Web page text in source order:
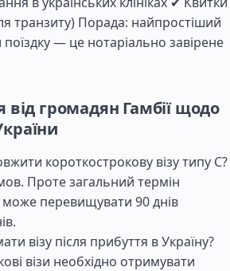
транзиту) Порада: найпростіший
поїздку — це нотаріально завірене
від громадян Гамбії щодо
короткострокову візу типу C?
Проте загальний термін
перевищувати 90 днів
візу після прибуття в Україну?
візи необхідно отримувати